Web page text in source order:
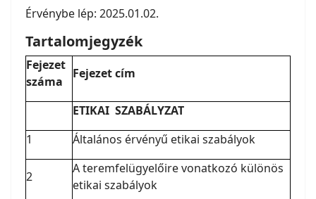
Érvénybe lép: 2025.01.02.
Tartalomjegyzék
Fejezet
száma
Fejezet cím
ETIKAI SZABÁLYZAT
1
Általános érvényű etikai szabályok
2
A teremfelügyelőire vonatkozó különös
etikai szabályok